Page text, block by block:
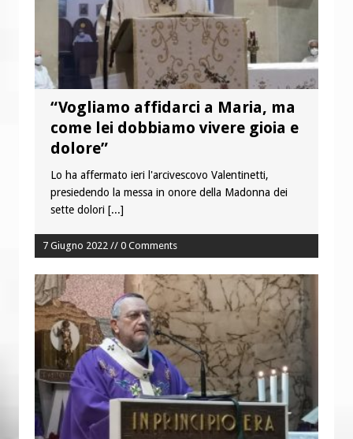
“Vogliamo affidarci a Maria, ma
come lei dobbiamo vivere gioia e
dolore”
Lo ha affermato ieri l'arcivescovo Valentinetti,
presiedendo la messa in onore della Madonna dei
sette dolori [...]
7 Giugno 2022 // 0 Comments